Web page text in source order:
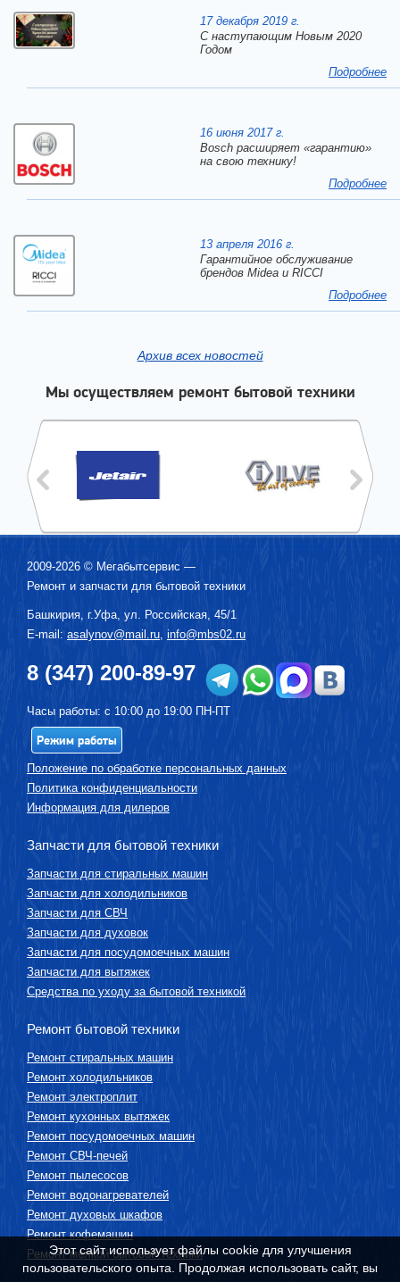
17 декабря 2019 г.
C наступающим Новым 2020
Годом
Подробнее
16 июня 2017 г.
Bosch расширяет «гарантию»
на свою технику!
Подробнее
13 апреля 2016 г.
Гарантийное обслуживание
брендов Midea и RICCI
Подробнее
Архив всех новостей
Мы осуществляем ремонт бытовой техники
2009-2026 © Мегабытсервис —
Ремонт и запчасти для бытовой техники
Башкирия, г.Уфа, ул. Российская, 45/1
E-mail: asalynov@mail.ru, info@mbs02.ru
8 (347) 200-89-97
Часы работы: с 10:00 до 19:00 ПН-ПТ
Режим работы
Положение по обработке персональных данных
Политика конфиденциальности
Информация для дилеров
Запчасти для бытовой техники
Запчасти для стиральных машин
Запчасти для холодильников
Запчасти для СВЧ
Запчасти для духовок
Запчасти для посудомоечных машин
Запчасти для вытяжек
Средства по уходу за бытовой техникой
Ремонт бытовой техники
Ремонт стиральных машин
Ремонт холодильников
Ремонт электроплит
Ремонт кухонных вытяжек
Ремонт посудомоечных машин
Ремонт СВЧ-печей
Ремонт пылесосов
Ремонт водонагревателей
Ремонт духовых шкафов
Ремонт кофемашин
Ремонт мелкой бытовой техники
Этот сайт использует файлы cookie для улучшения
пользовательского опыта. Продолжая использовать сайт, вы